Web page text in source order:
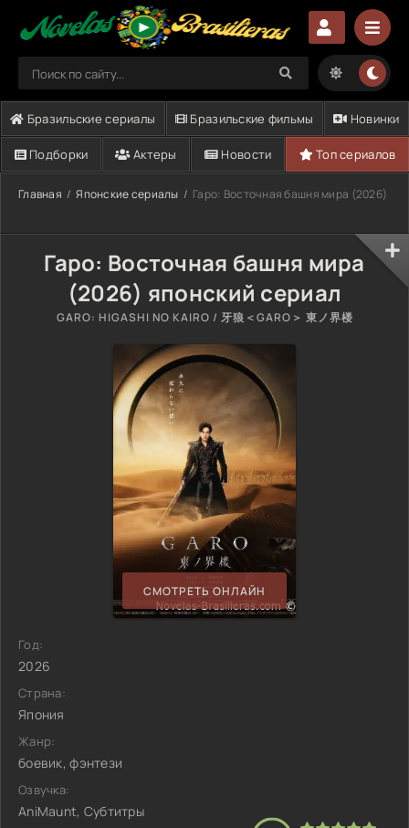
Бразильские сериалы Бразильские фильмы Новинки
Подборки Актеры Новости Топ сериалов
Главная Японские сериалы Гаро: Восточная башня мира (2026)
Гаро: Восточная башня мира
(2026) японский сериал
GARO: HIGASHI NO KAIRO / 牙狼＜GARO＞ 東ノ界楼
СМОТРЕТЬ ОНЛАЙН
Год:
2026
Страна:
Япония
Жанр:
боевик, фэнтези
Озвучка:
AniMaunt, Субтитры